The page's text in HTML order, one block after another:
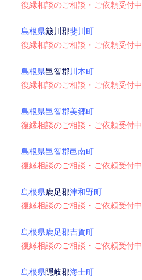
復縁相談のご相談・ご依頼受付中
島根県簸川郡斐川町
復縁相談のご相談・ご依頼受付中
島根県邑智郡 川本町
復縁相談のご相談・ご依頼受付中
島根県邑智郡美郷町
復縁相談のご相談・ご依頼受付中
島根県邑智郡邑南町
復縁相談のご相談・ご依頼受付中
島根県鹿足郡津和野町
復縁相談のご相談・ご依頼受付中
島根県鹿足郡吉賀町
復縁相談のご相談・ご依頼受付中
島根県隠岐郡海士町